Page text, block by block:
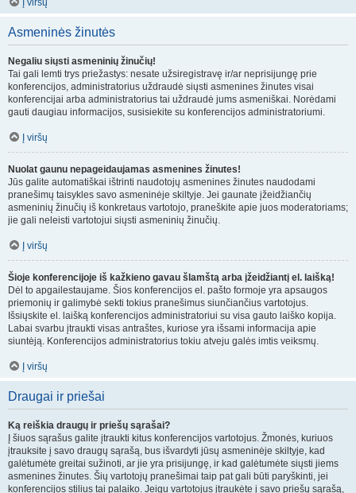
Į viršų
Asmeninės žinutės
Negaliu siųsti asmeninių žinučių!
Tai gali lemti trys priežastys: nesate užsiregistravę ir/ar neprisijungę prie
konferencijos, administratorius uždraudė siųsti asmenines žinutes visai
konferencijai arba administratorius tai uždraudė jums asmeniškai. Norėdami
gauti daugiau informacijos, susisiekite su konferencijos administratoriumi.
Į viršų
Nuolat gaunu nepageidaujamas asmenines žinutes!
Jūs galite automatiškai ištrinti naudotojų asmenines žinutes naudodami
pranešimų taisykles savo asmeninėje skiltyje. Jei gaunate įžeidžiančių
asmeninių žinučių iš konkretaus vartotojo, praneškite apie juos moderatoriams;
jie gali neleisti vartotojui siųsti asmeninių žinučių.
Į viršų
Šioje konferencijoje iš kažkieno gavau šlamštą arba įžeidžiantį el. laišką!
Dėl to apgailestaujame. Šios konferencijos el. pašto formoje yra apsaugos
priemonių ir galimybė sekti tokius pranešimus siunčiančius vartotojus.
Išsiųskite el. laišką konferencijos administratoriui su visa gauto laiško kopija.
Labai svarbu įtraukti visas antraštes, kuriose yra išsami informacija apie
siuntėją. Konferencijos administratorius tokiu atveju galės imtis veiksmų.
Į viršų
Draugai ir priešai
Ką reiškia draugų ir priešų sąrašai?
Į šiuos sąrašus galite įtraukti kitus konferencijos vartotojus. Žmonės, kuriuos
įtrauksite į savo draugų sąrašą, bus išvardyti jūsų asmeninėje skiltyje, kad
galėtumėte greitai sužinoti, ar jie yra prisijungę, ir kad galėtumėte siųsti jiems
asmenines žinutes. Šių vartotojų pranešimai taip pat gali būti paryškinti, jei
konferencijos stilius tai palaiko. Jeigu vartotojus įtraukėte į savo priešų sąrašą,